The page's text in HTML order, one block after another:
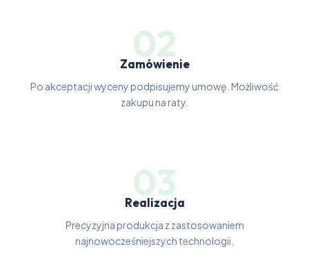
02
Zamówienie
Po akceptacji wyceny podpisujemy umowę. Możliwość
zakupu na raty.
03
Realizacja
Precyzyjna produkcja z zastosowaniem
najnowocześniejszych technologii.